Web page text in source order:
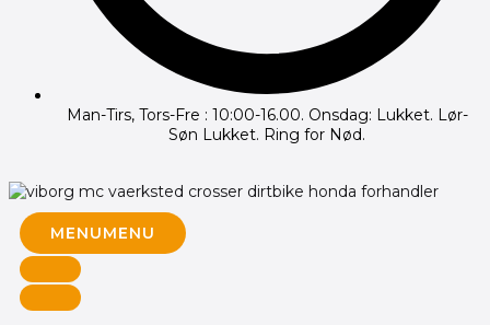
Man-Tirs, Tors-Fre : 10:00-16.00. Onsdag: Lukket. Lør-
Søn Lukket. Ring for Nød.
MENUMENU